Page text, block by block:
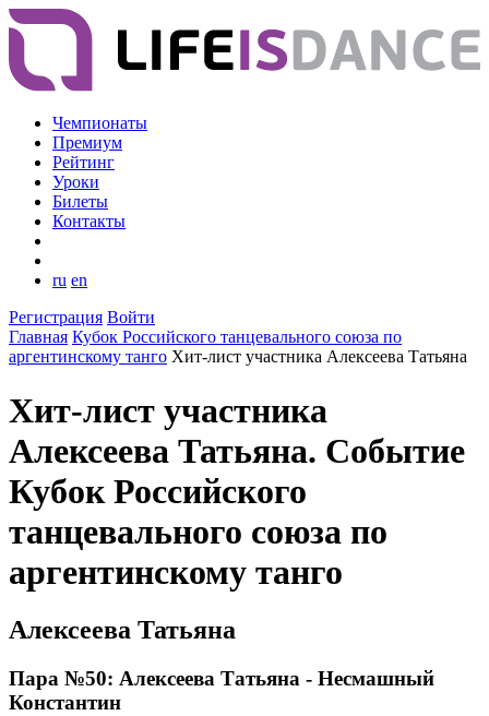
Чемпионаты
Премиум
Рейтинг
Уроки
Билеты
Контакты
ru en
Регистрация Войти
Главная Кубок Российского танцевального союза по
аргентинскому танго Хит-лист участника Алексеева Татьяна
Хит-лист участника
Алексеева Татьяна. Событие
Кубок Российского
танцевального союза по
аргентинскому танго
Алексеева Татьяна
Пара №50: Алексеева Татьяна - Несмашный
Константин